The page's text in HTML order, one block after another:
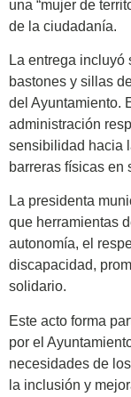
una “mujer de
de la ciudadanía.
La entrega incluyó
bastones y sillas
del Ayuntamiento.
administración
sensibilidad hacia
barreras físicas en
La presidenta
que herramientas
autonomía, el
discapacidad,
solidario.
Este acto forma
por el
necesidades de
la inclusión y